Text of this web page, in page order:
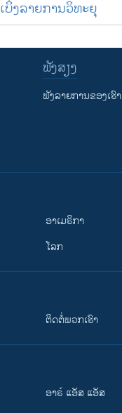
ເບິ່ງລາຍການວິທະຍຸ
ຟັງສຽງ
ຟັງລາຍການຂອງເຮົາ
ອາເມຣິກາ
ໂລກ
ຕິດຕໍ່ພວກເຮົາ
ອາຣ໌ ແອັສ ແອັສ